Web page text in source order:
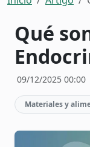
Qué
09/12/2025 00:00
Materiales y